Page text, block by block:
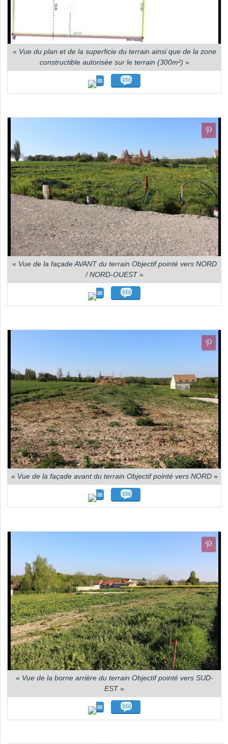
« Vue du plan et de la superficie du terrain ainsi que de la zone
constructible autorisée sur le terrain (300m²) »
« Vue de la façade AVANT du terrain Objectif pointé vers NORD
/ NORD-OUEST»
« Vue de la façade avant du terrain Objectif pointé vers NORD»
« Vue de la borne arrière du terrain Objectif pointé vers SUD-
EST»